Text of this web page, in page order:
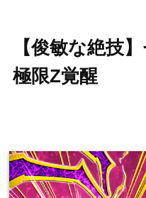
【俊敏な絶技
極限Z覚醒